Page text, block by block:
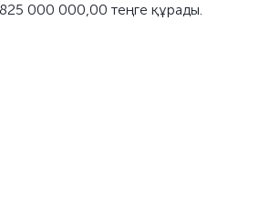
000 000,00 теңге құрады.